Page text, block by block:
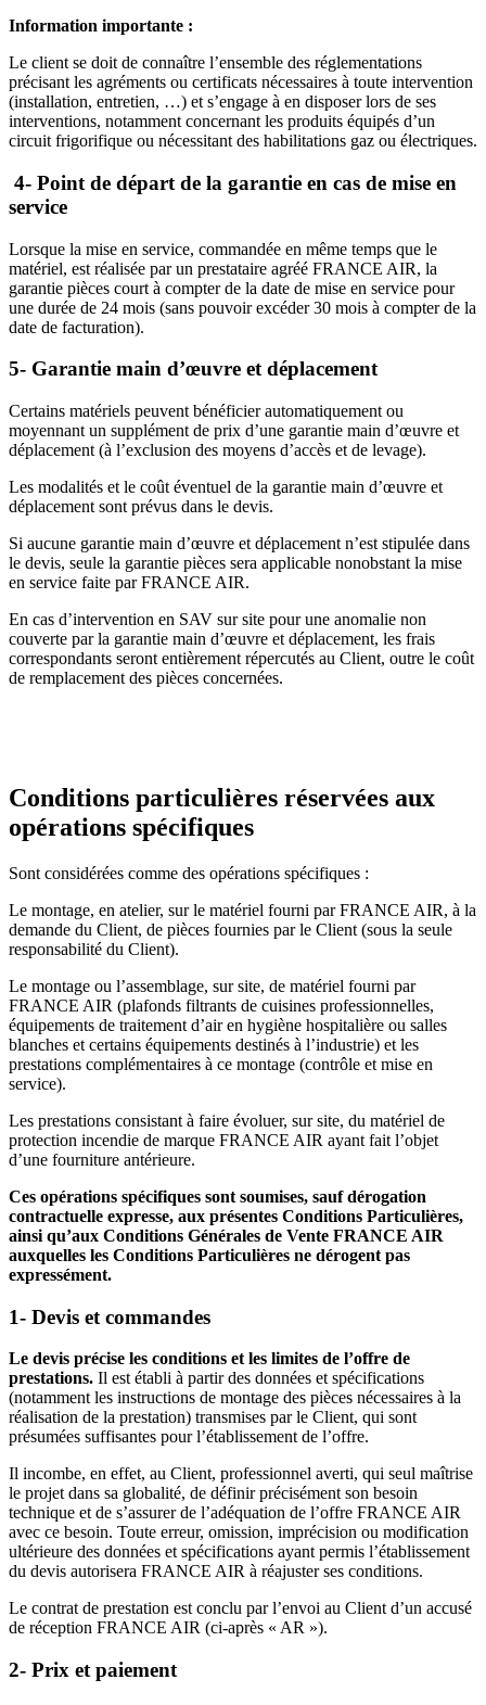
Information importante :
Le client se doit de connaître l’ensemble des réglementations
précisant les agréments ou certificats nécessaires à toute intervention
(installation, entretien, …) et s’engage à en disposer lors de ses
interventions, notamment concernant les produits équipés d’un
circuit frigorifique ou nécessitant des habilitations gaz ou électriques.
4- Point de départ de la garantie en cas de mise en
service
Lorsque la mise en service, commandée en même temps que le
matériel, est réalisée par un prestataire agréé FRANCE AIR, la
garantie pièces court à compter de la date de mise en service pour
une durée de 24 mois (sans pouvoir excéder 30 mois à compter de la
date de facturation).
5- Garantie main d’œuvre et déplacement
Certains matériels peuvent bénéficier automatiquement ou
moyennant un supplément de prix d’une garantie main d’œuvre et
déplacement (à l’exclusion des moyens d’accès et de levage).
Les modalités et le coût éventuel de la garantie main d’œuvre et
déplacement sont prévus dans le devis.
Si aucune garantie main d’œuvre et déplacement n’est stipulée dans
le devis, seule la garantie pièces sera applicable nonobstant la mise
en service faite par FRANCE AIR.
En cas d’intervention en SAV sur site pour une anomalie non
couverte par la garantie main d’œuvre et déplacement, les frais
correspondants seront entièrement répercutés au Client, outre le coût
de remplacement des pièces concernées.
Conditions particulières réservées aux
opérations spécifiques
Sont considérées comme des opérations spécifiques :
Le montage, en atelier, sur le matériel fourni par FRANCE AIR, à la
demande du Client, de pièces fournies par le Client (sous la seule
responsabilité du Client).
Le montage ou l’assemblage, sur site, de matériel fourni par
FRANCE AIR (plafonds filtrants de cuisines professionnelles,
équipements de traitement d’air en hygiène hospitalière ou salles
blanches et certains équipements destinés à l’industrie) et les
prestations complémentaires à ce montage (contrôle et mise en
service).
Les prestations consistant à faire évoluer, sur site, du matériel de
protection incendie de marque FRANCE AIR ayant fait l’objet
d’une fourniture antérieure.
Ces opérations spécifiques sont soumises, sauf dérogation
contractuelle expresse, aux présentes Conditions Particulières,
ainsi qu’aux Conditions Générales de Vente FRANCE AIR
auxquelles les Conditions Particulières ne dérogent pas
expressément.
1- Devis et commandes
Le devis précise les conditions et les limites de l’offre de
prestations. Il est établi à partir des données et spécifications
(notamment les instructions de montage des pièces nécessaires à la
réalisation de la prestation) transmises par le Client, qui sont
présumées suffisantes pour l’établissement de l’offre.
Il incombe, en effet, au Client, professionnel averti, qui seul maîtrise
le projet dans sa globalité, de définir précisément son besoin
technique et de s’assurer de l’adéquation de l’offre FRANCE AIR
avec ce besoin. Toute erreur, omission, imprécision ou modification
ultérieure des données et spécifications ayant permis l’établissement
du devis autorisera FRANCE AIR à réajuster ses conditions.
Le contrat de prestation est conclu par l’envoi au Client d’un accusé
de réception FRANCE AIR (ci-après « AR »).
2- Prix et paiement